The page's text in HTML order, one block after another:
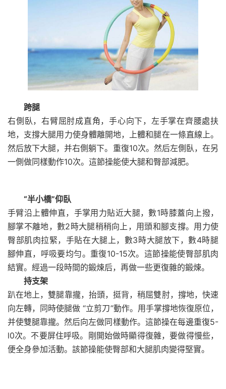
跨腿
右側臥，右臂屈肘成直角，手心向下，左手掌在齊腰處扶
地，支撐大腿用力使身體離開地，上體和腿在一條直線上。
然后放下大腿，并右側躺下。重復10次。然后左側臥，在另
一側做同樣動作10次。這節操能使大腿和臀部減肥。
“半小橋”仰臥
手臂沿上體伸直，手掌用力貼近大腿，數1時膝蓋向上撥，
腳掌不離地，數2時大腿稍稍向上，用頭和腳支撐。用力使
臀部肌肉拉緊，手貼在大腿上，數3時大腿放下，數4時腿
腳伸直，呼吸要均勻。重復10-15次。這節操能使臀部肌肉
結實。經過一段時間的鍛煉后，再做一些更復雜的鍛煉。
持支架
趴在地上，雙腿靠攏，抬頭，挺背，稍屈雙肘，撐地，快速
向左轉，同時使腿做 “立剪刀”動作。用手掌撐地恢復原位，
并使雙腿靠攏。然后向左做同樣動作。這節操在每邊重復5-
l0次。不要屏住呼吸。剛開始做時顯得復雜，要做得慢些，
便全身參加活動。該節操能使臀部和大腿肌肉變得堅實。